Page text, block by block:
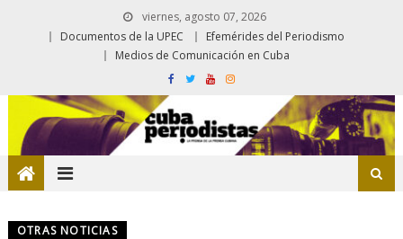
viernes, agosto 07, 2026
Documentos de la UPEC
Efemérides del Periodismo
Medios de Comunicación en Cuba
OTRAS NOTICIAS